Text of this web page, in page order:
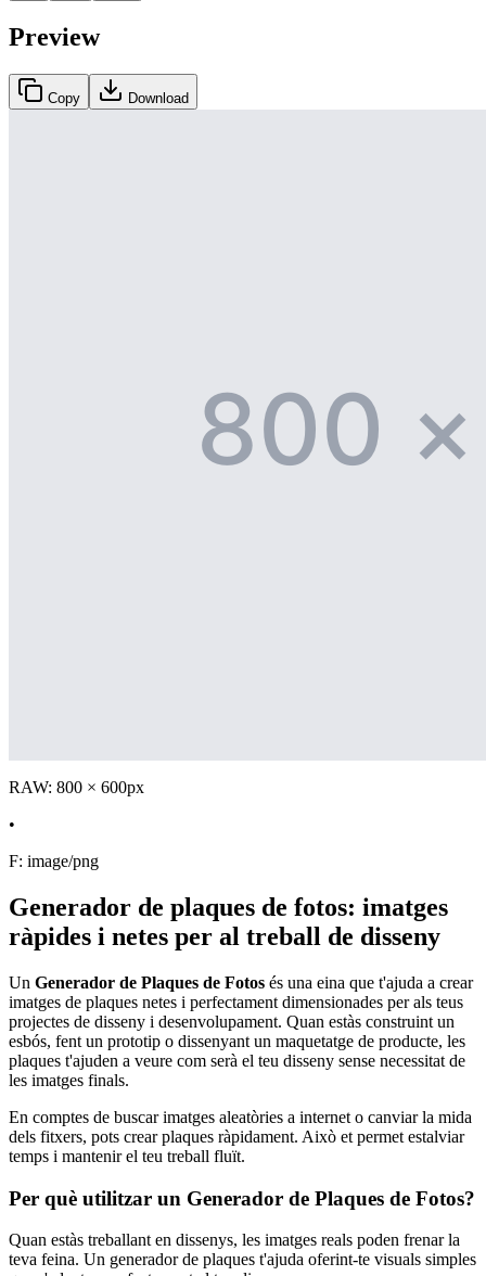
Preview
Copy Download
RAW: 800 × 600px
•
F: image/png
Generador de plaques de fotos: imatges
ràpides i netes per al treball de disseny
Un Generador de Plaques de Fotos és una eina que t'ajuda a crear
imatges de plaques netes i perfectament dimensionades per als teus
projectes de disseny i desenvolupament. Quan estàs construint un
esbós, fent un prototip o dissenyant un maquetatge de producte, les
plaques t'ajuden a veure com serà el teu disseny sense necessitat de
les imatges finals.
En comptes de buscar imatges aleatòries a internet o canviar la mida
dels fitxers, pots crear plaques ràpidament. Això et permet estalviar
temps i mantenir el teu treball fluït.
Per què utilitzar un Generador de Plaques de Fotos?
Quan estàs treballant en dissenys, les imatges reals poden frenar la
teva feina. Un generador de plaques t'ajuda oferint-te visuals simples